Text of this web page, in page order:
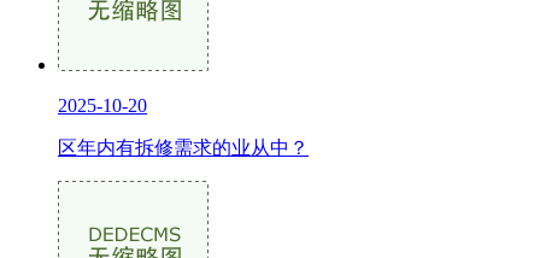
2025-10-20
区年内有拆修需求的业从中？